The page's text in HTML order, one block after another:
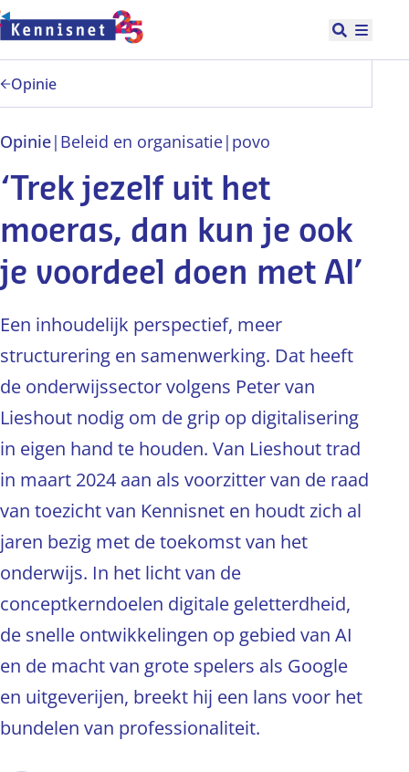
Doorgaan naar hoofdinhoud
Open
Opinie
Opinie| Beleid en organisatie| povo
‘Trek jezelf uit het
moeras, dan kun je ook
je voordeel doen met AI’
Een inhoudelijk perspectief, meer
structurering en samenwerking. Dat heeft
de onderwijssector volgens Peter van
Lieshout nodig om de grip op digitalisering
in eigen hand te houden. Van Lieshout trad
in maart 2024 aan als voorzitter van de raad
van toezicht van Kennisnet en houdt zich al
jaren bezig met de toekomst van het
onderwijs. In het licht van de
conceptkerndoelen digitale geletterdheid,
de snelle ontwikkelingen op gebied van AI
en de macht van grote spelers als Google
en uitgeverijen, breekt hij een lans voor het
bundelen van professionaliteit.